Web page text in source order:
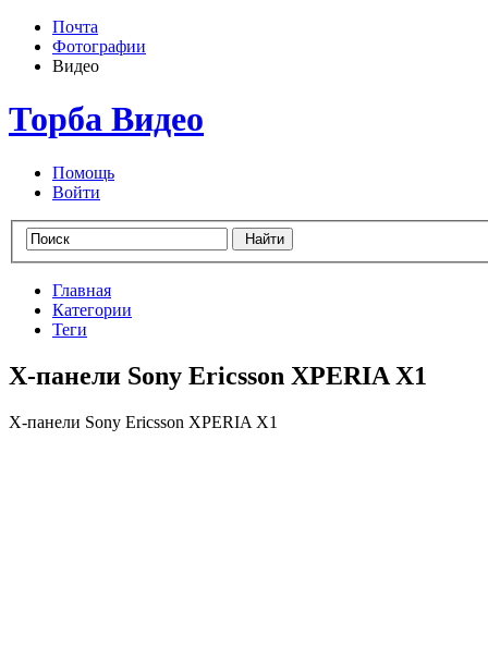
Почта
Фотографии
Видео
Торба Видео
Помощь
Войти
Главная
Категории
Теги
X-панели Sony Ericsson XPERIA X1
X-панели Sony Ericsson XPERIA X1